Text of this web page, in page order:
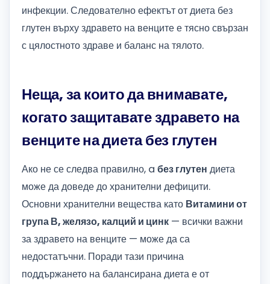
инфекции. Следователно ефектът от диета без
глутен върху здравето на венците е тясно свързан
с цялостното здраве и баланс на тялото.
Неща, за които да внимавате,
когато защитавате здравето на
венците на диета без глутен
Ако не се следва правилно, a без глутен диета
може да доведе до хранителни дефицити.
Основни хранителни вещества като Витамини от
група В, желязо, калций и цинк — всички важни
за здравето на венците — може да са
недостатъчни. Поради тази причина
поддържането на балансирана диета е от